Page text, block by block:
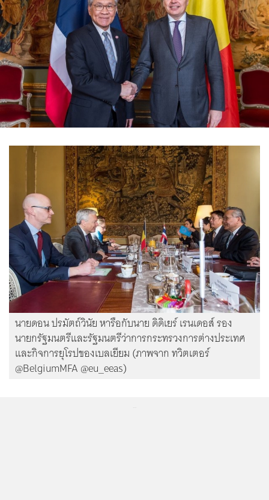
นายดอน ปรมัตถ์วินัย หารือกับนาย ดิดิเยร์ เรนเดอส์ รอง
นายกรัฐมนตรีและรัฐมนตรีว่าการกระทรวงการต่างประเทศ
และกิจการยุโรปของเบลเยียม (ภาพจาก ทวิตเตอร์
@BelgiumMFA @eu_eeas)